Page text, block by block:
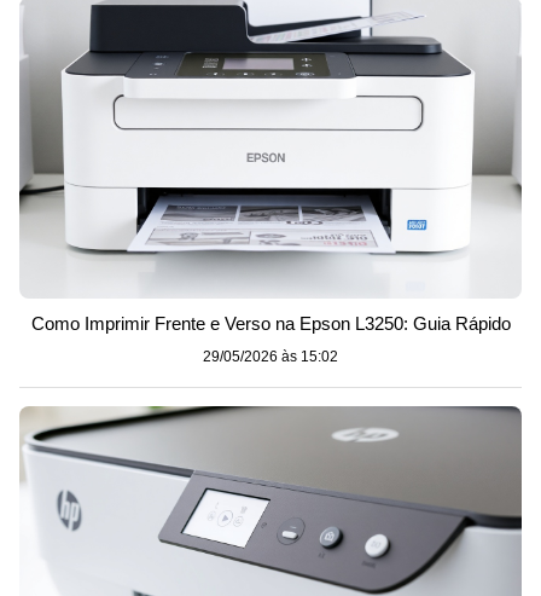
Como Imprimir Frente e Verso na Epson L3250: Guia Rápido
29/05/2026 às 15:02